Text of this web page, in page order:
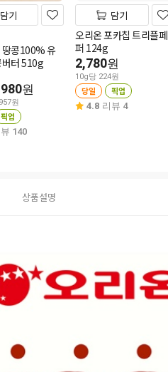
담기
콩100% 유
버터 510g
원
원
픽업
140
담기
오리온 포카칩 트리플페
퍼 124g
2,780원
10g당 224원
당일 픽업
4.8 리뷰 4
상품설명